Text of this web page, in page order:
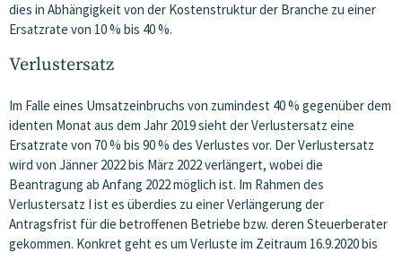
dies in Abhängigkeit von der Kostenstruktur der Branche zu einer
Ersatzrate von 10 % bis 40 %.
Verlustersatz
Im Falle eines Umsatzeinbruchs von zumindest 40 % gegenüber dem
identen Monat aus dem Jahr 2019 sieht der Verlustersatz eine
Ersatzrate von 70 % bis 90 % des Verlustes vor. Der Verlustersatz
wird von Jänner 2022 bis März 2022 verlängert, wobei die
Beantragung ab Anfang 2022 möglich ist. Im Rahmen des
Verlustersatz I ist es überdies zu einer Verlängerung der
Antragsfrist für die betroffenen Betriebe bzw. deren Steuerberater
gekommen. Konkret geht es um Verluste im Zeitraum 16.9.2020 bis